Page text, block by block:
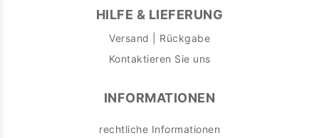
HILFE & LIEFERUNG
Versand | Rückgabe
Kontaktieren Sie uns
INFORMATIONEN
rechtliche Informationen